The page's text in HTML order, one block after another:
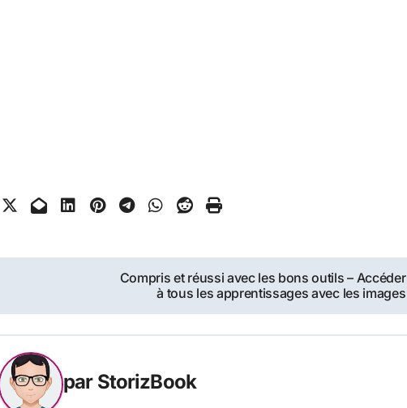
Compris et réussi avec les bons outils – Accéder
à tous les apprentissages avec les images
par StorizBook